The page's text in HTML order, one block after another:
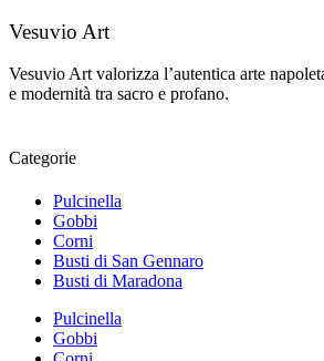
Vesuvio Art
Vesuvio Art valorizza l’autentica arte
e modernità tra sacro e profano.
Categorie
Pulcinella
Gobbi
Corni
Busti di San Gennaro
Busti di Maradona
Pulcinella
Gobbi